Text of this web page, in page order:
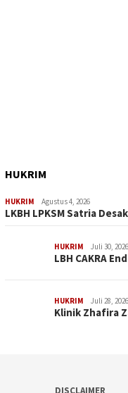
HUKRIM
HUKRIM Agustus 4, 2026
LKBH LPKSM Satria
HUKRIM Juli 30, 2026
LBH CAKRA
HUKRIM Juli 28, 2026
Klinik Zhafira
DISCLAIMER